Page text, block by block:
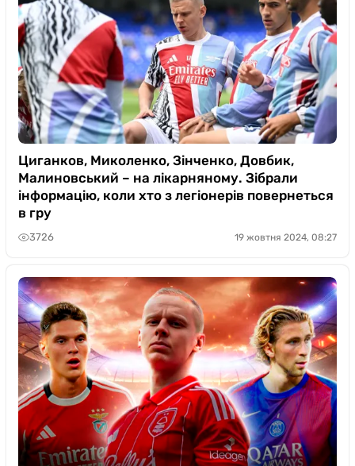
Циганков, Миколенко, Зінченко, Довбик,
Малиновський – на лікарняному. Зібрали
інформацію, коли хто з легіонерів повернеться
в гру
3726 19 жовтня 2024, 08:27